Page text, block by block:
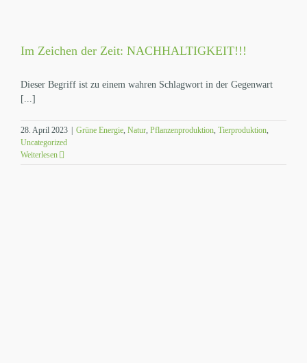
Im Zeichen der Zeit: NACHHALTIGKEIT!!!
Dieser Begriff ist zu einem wahren Schlagwort in der Gegenwart
[...]
28. April 2023 Grüne Energie, Natur, Pflanzenproduktion, Tierproduktion,
Uncategorized
Weiterlesen